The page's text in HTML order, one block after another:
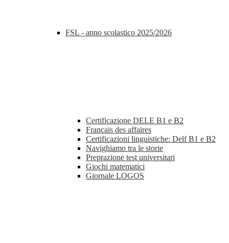
FSL - anno scolastico 2025/2026
Certificazione DELE B1 e B2
Français des affaires
Certificazioni linguistiche: Delf B1 e B2
Navighiamo tra le storie
Preprazione test universitari
Giochi matematici
Giornale LOGOS